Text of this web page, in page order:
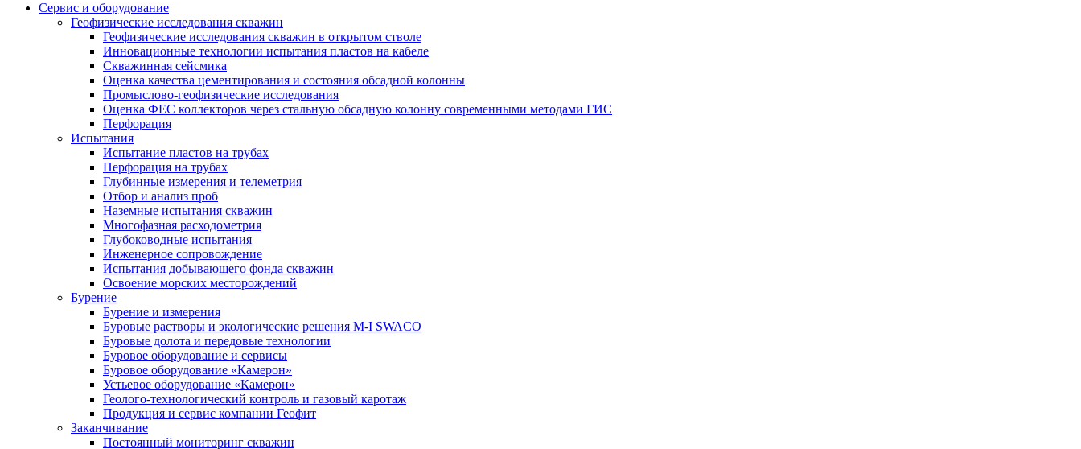
Сервис и оборудование
Геофизические исследования скважин
Геофизические исследования скважин в открытом стволе
Инновационные технологии испытания пластов на кабеле
Скважинная сейсмика
Оценка качества цементирования и состояния обсадной колонны
Промыслово-геофизические исследования
Оценка ФЕС коллекторов через стальную обсадную колонну современными методами ГИС
Перфорация
Испытания
Испытание пластов на трубах
Перфорация на трубах
Глубинные измерения и телеметрия
Отбор и анализ проб
Наземные испытания скважин
Многофазная расходометрия
Глубоководные испытания
Инженерное сопровождение
Испытания добывающего фонда скважин
Освоение морских месторождений
Бурение
Бурение и измерения
Буровые растворы и экологические решения M-I SWACO
Буровые долота и передовые технологии
Буровое оборудование и сервисы
Буровое оборудование «Камерон»
Устьевое оборудование «Камерон»
Геолого-технологический контроль и газовый каротаж
Продукция и сервис компании Геофит
Заканчивание
Постоянный мониторинг скважин